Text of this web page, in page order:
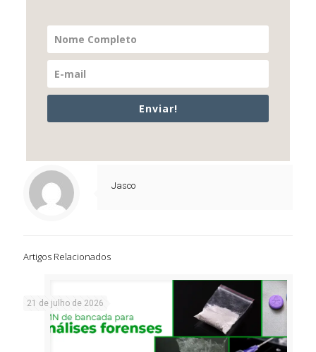
Enviar!
Jasco
Artigos Relacionados
21 de julho de 2026